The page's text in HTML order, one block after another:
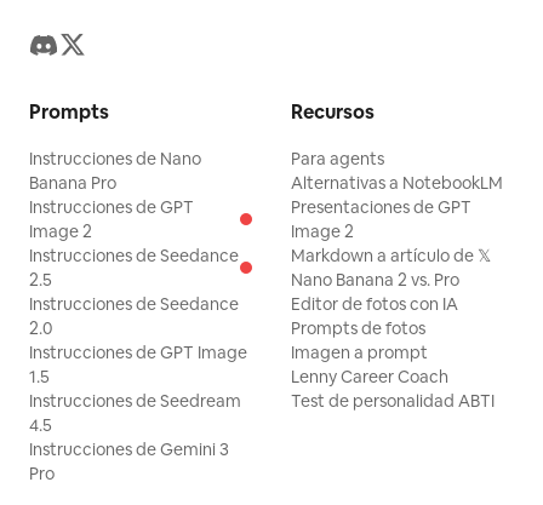
Prompts
Instrucciones de Nano
Banana Pro
Instrucciones de GPT
Image 2
Instrucciones de Seedance
2.5
Instrucciones de Seedance
2.0
Instrucciones de GPT Image
1.5
Instrucciones de Seedream
4.5
Instrucciones de Gemini 3
Pro
Recursos
Para agents
Alternativas a NotebookLM
Presentaciones de GPT
Image 2
Markdown a artículo de 𝕏
Nano Banana 2 vs. Pro
Editor de fotos con IA
Prompts de fotos
Imagen a prompt
Lenny Career Coach
Test de personalidad ABTI